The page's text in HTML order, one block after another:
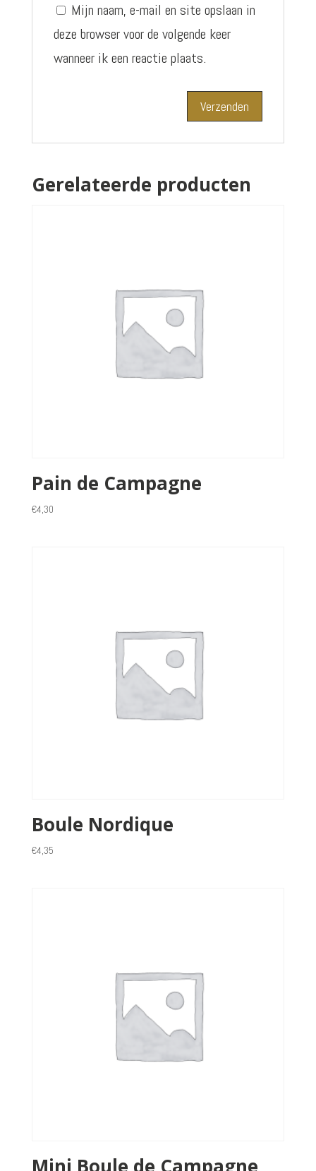
Mijn naam, e-mail en site opslaan in
deze browser voor de volgende keer
wanneer ik een reactie plaats.
Gerelateerde producten
Pain de Campagne
€4,30
Boule Nordique
€4,35
Mini Boule de Campagne